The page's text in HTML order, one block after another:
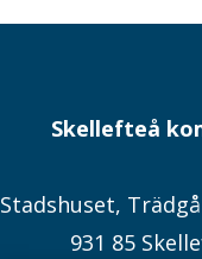
Skellefteå
Stadshuset,
931 85